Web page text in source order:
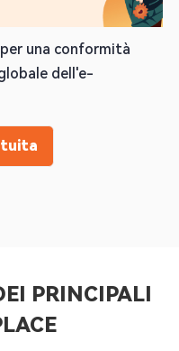
Nascosti
una conformità
dell'e-
PRINCIPALI